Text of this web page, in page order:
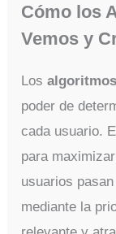
Cómo los
Vemos y
Los
poder de
cada usuario.
para
usuarios
mediante la